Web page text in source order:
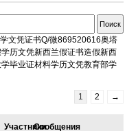
文凭证书Q/微869520616奥塔
历文凭新西兰假证书造假新西
毕业证材料学历文凭教育部学
1 2 →
УчастникиСообщения